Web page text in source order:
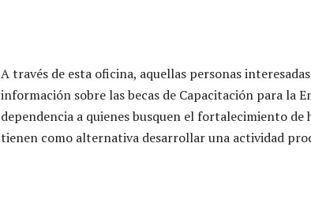
A través de esta oficina, aquellas personas
información sobre las becas de Capacitación para la
dependencia a quienesbusquen el fortalecimiento de
tienen como alternativa desarrollar una actividad